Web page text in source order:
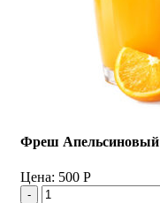
Фреш Апельсиновый
Цена: 500 Р
Количество